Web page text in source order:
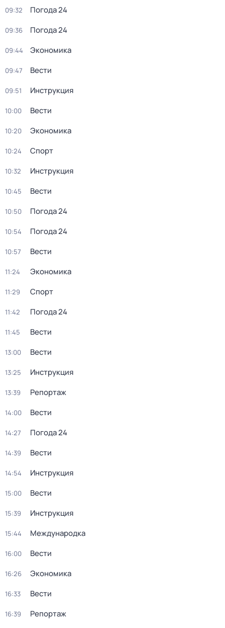
09:32 Погода 24
09:36 Погода 24
09:44 Экономика
09:47 Вести
09:51 Инструкция
10:00 Вести
10:20 Экономика
10:24 Спорт
10:32 Инструкция
10:45 Вести
10:50 Погода 24
10:54 Погода 24
10:57 Вести
11:24 Экономика
11:29 Спорт
11:42 Погода 24
11:45 Вести
13:00 Вести
13:25 Инструкция
13:39 Репортаж
14:00 Вести
14:27 Погода 24
14:39 Вести
14:54 Инструкция
15:00 Вести
15:39 Инструкция
15:44 Международка
16:00 Вести
16:26 Экономика
16:33 Вести
16:39 Репортаж